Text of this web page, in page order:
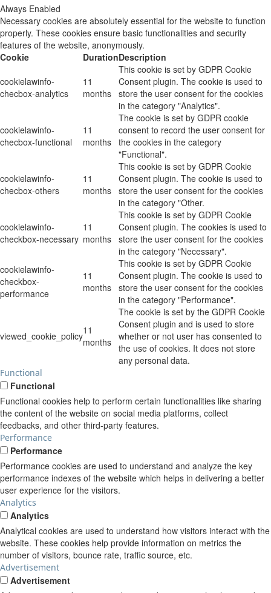
Always Enabled
Necessary cookies are absolutely essential for the website to function
properly. These cookies ensure basic functionalities and security
features of the website, anonymously.
Cookie
DurationDescription
cookielawinfo-
checbox-analytics
11
months
This cookie is set by GDPR Cookie
Consent plugin. The cookie is used to
store the user consent for the cookies
in the category "Analytics".
cookielawinfo-
checbox-functional
11
months
The cookie is set by GDPR cookie
consent to record the user consent for
the cookies in the category
"Functional".
cookielawinfo-
checbox-others
11
months
This cookie is set by GDPR Cookie
Consent plugin. The cookie is used to
store the user consent for the cookies
in the category "Other.
cookielawinfo-
checkbox-necessary
11
months
This cookie is set by GDPR Cookie
Consent plugin. The cookies is used to
store the user consent for the cookies
in the category "Necessary".
cookielawinfo-
checkbox-
performance
11
months
This cookie is set by GDPR Cookie
Consent plugin. The cookie is used to
store the user consent for the cookies
in the category "Performance".
viewed_cookie_policy11
months
The cookie is set by the GDPR Cookie
Consent plugin and is used to store
whether or not user has consented to
the use of cookies. It does not store
any personal data.
Functional
Functional
Functional cookies help to perform certain functionalities like sharing
the content of the website on social media platforms, collect
feedbacks, and other third-party features.
Performance
Performance
Performance cookies are used to understand and analyze the key
performance indexes of the website which helps in delivering a better
user experience for the visitors.
Analytics
Analytics
Analytical cookies are used to understand how visitors interact with the
website. These cookies help provide information on metrics the
number of visitors, bounce rate, traffic source, etc.
Advertisement
Advertisement